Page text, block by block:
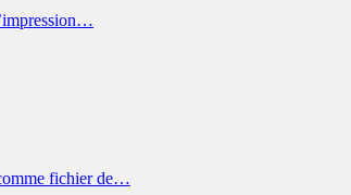
fichier de…